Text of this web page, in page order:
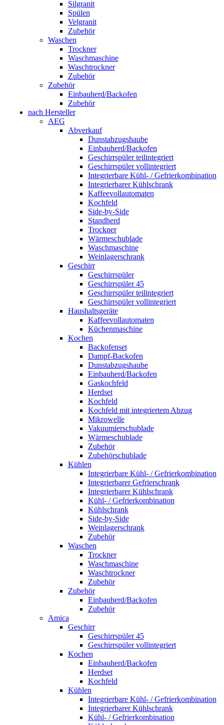
Silgranit
Spülen
Velgranit
Zubehör
Waschen
Trockner
Waschmaschine
Waschtrockner
Zubehör
Zubehör
Einbauherd/Backofen
Zubehör
nach Hersteller
AEG
Abverkauf
Dunstabzugshaube
Einbauherd/Backofen
Geschirrspüler teilintegriert
Geschirrspüler vollintegriert
Integrierbare Kühl- / Gefrierkombination
Integrierbarer Kühlschrank
Kaffeevollautomaten
Kochfeld
Side-by-Side
Standherd
Trockner
Wärmeschublade
Waschmaschine
Weinlagerschrank
Geschirr
Geschirrspüler
Geschirrspüler 45
Geschirrspüler teilintegriert
Geschirrspüler vollintegriert
Haushaltsgeräte
Kaffeevollautomaten
Küchenmaschine
Kochen
Backofenset
Dampf-Backofen
Dunstabzugshaube
Einbauherd/Backofen
Gaskochfeld
Herdset
Kochfeld
Kochfeld mit integriertem Abzug
Mikrowelle
Vakuumierschublade
Wärmeschublade
Zubehör
Zubehörschublade
Kühlen
Integrierbare Kühl- / Gefrierkombination
Integrierbarer Gefrierschrank
Integrierbarer Kühlschrank
Kühl- / Gefrierkombination
Kühlschrank
Side-by-Side
Weinlagerschrank
Zubehör
Waschen
Trockner
Waschmaschine
Waschtrockner
Zubehör
Zubehör
Einbauherd/Backofen
Zubehör
Amica
Geschirr
Geschirrspüler 45
Geschirrspüler vollintegriert
Kochen
Einbauherd/Backofen
Herdset
Kochfeld
Kühlen
Integrierbare Kühl- / Gefrierkombination
Integrierbarer Kühlschrank
Kühl- / Gefrierkombination